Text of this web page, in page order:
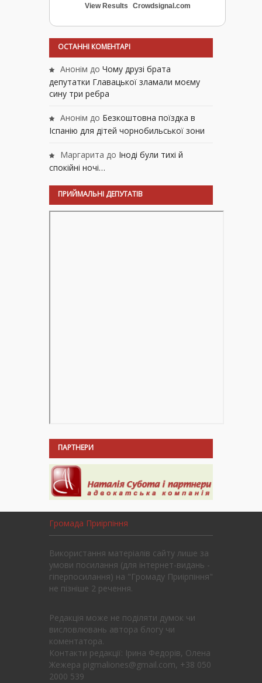
View Results Crowdsignal.com
ОСТАННІ КОМЕНТАРІ
Анонім до Чому друзі брата
депутатки Главацької зламали моєму
сину три ребра
Анонім до Безкоштовна поїздка в
Іспанію для дітей чорнобильської зони
Маргарита до Іноді були тихі й
спокійні ночі…
ПРИЙМАЛЬНІ ДЕПУТАТІВ
ПАРТНЕРИ
Громада Приірпіння
Використання матеріалів сайту лише за
умови посилання (для інтернет-видань -
гіперпосилання) на "Громаду Приірпіння"
не пізніше 2 речення.
Редакція може не поділяти думок чи
висловлювань автора блогу чи
коментатора.
Контакти редакції: Ірина Федорів, Олена
Жежера pigmaliones@gmail.com, +38 050
2000 539